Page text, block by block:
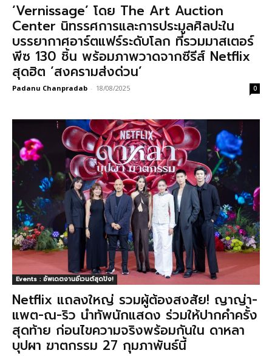
‘Vernissage’ โดย The Art Auction
Center นิทรรศการและการประมูลศิลปะใน
บรรยากาศอาร์ตแฟร์ระดับโลก ที่รวมมาสเตอร์
พีซ 130 ชิ้น พร้อมภาพวาดจากซีรีส์ Netflix
สุดฮิต ‘สงครามส่งด่วน’
Padanu Chanpradab - 18/08/2025 0
Events : อัพเดตงานอีเวนต์สุดปัง!
Netflix แถลงใหญ่ รวมผู้ต้องสงสัย! ญาญ่า-
แพต-ณ-ริว นำทัพนักแสดง ร่วมให้ปากคำครั้ง
สุดท้าย ก่อนไขความจริงพร้อมกันใน ดาหลา
บุปผา ฆาตกรรม 27 กุมภาพันธ์นี้